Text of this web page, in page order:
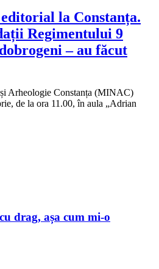
la Constanța.
Regimentului 9
– au făcut
Arheologie Constanța (MINAC)
de la ora 11.00, în aula „Adrian
drag, așa cum mi-o